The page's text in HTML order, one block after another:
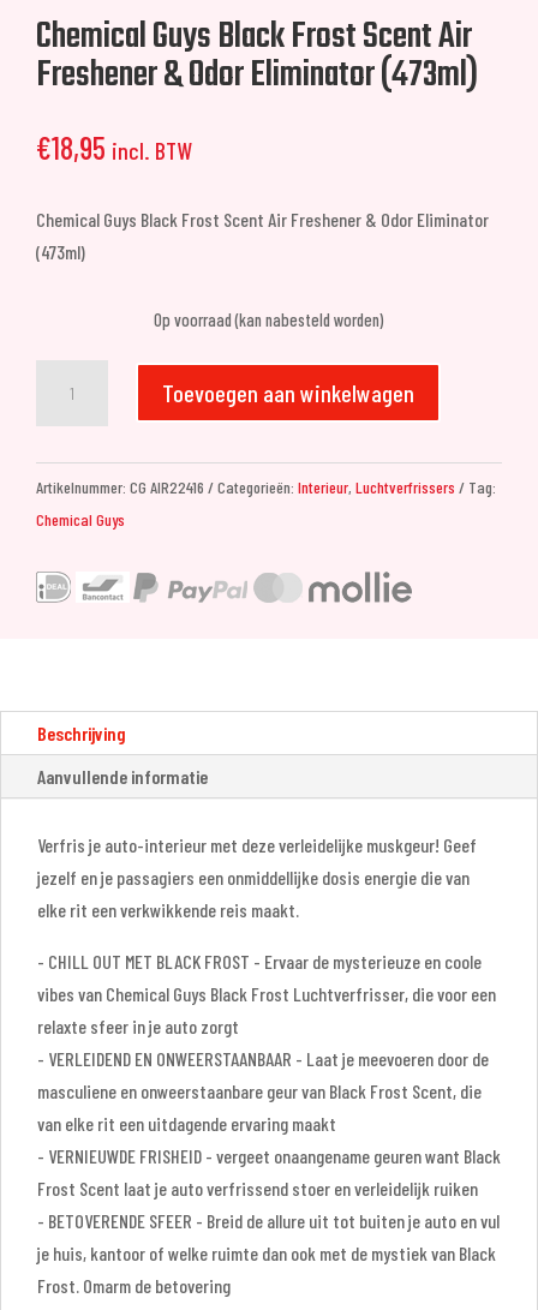
Chemical Guys Black Frost Scent Air
Freshener & Odor Eliminator (473ml)
€18,95 incl. BTW
Chemical Guys Black Frost Scent Air Freshener & Odor Eliminator
(473ml)
Op voorraad (kan nabesteld worden)
Freshener
&
aantal
Toevoegen aan winkelwagen
Artikelnummer: CG AIR22416 Categorieën: Interieur, Luchtverfrissers
Tag:
Chemical Guys
Beschrijving
Aanvullende informatie
Verfris je auto-interieur met deze verleidelijke muskgeur! Geef
jezelf en je passagiers een onmiddellijke dosis energie die van
elke rit een verkwikkende reis maakt.
- CHILL OUT MET BLACK FROST - Ervaar de mysterieuze en coole
vibes van Chemical Guys Black Frost Luchtverfrisser, die voor een
relaxte sfeer in je auto zorgt
- VERLEIDEND EN ONWEERSTAANBAAR - Laat je meevoeren door de
masculiene en onweerstaanbare geur van Black Frost Scent, die
van elke rit een uitdagende ervaring maakt
- VERNIEUWDE FRISHEID - vergeet onaangename geuren want Black
Frost Scent laat je auto verfrissend stoer en verleidelijk ruiken
- BETOVERENDE SFEER - Breid de allure uit tot buiten je auto en vul
je huis, kantoor of welke ruimte dan ook met de mystiek van Black
Frost. Omarm de betovering